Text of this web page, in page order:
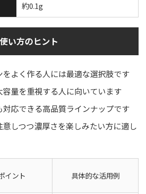
約0.1g
い方のヒント
よく作る人には最適な選択肢です
量を重視する人に向いています
応できる高品質ラインナップです
しつつ濃厚さを楽しみたい方に適し
イント 具体的な活用例